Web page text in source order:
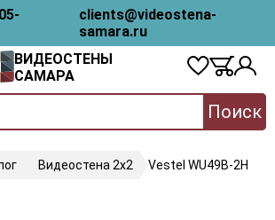
clients@videostena-
samara.ru
ВИДЕОСТЕНЫ
САМАРА
Поиск
Видеостена 2x2 Vestel WU49B-2H